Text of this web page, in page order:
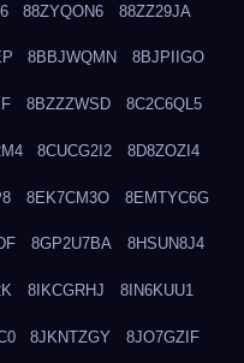
88ZYQON6 88ZZ29JA
8BBJWQMN 8BJPIIGO
8BZZZWSD 8C2C6QL5
8CUCG2I2 8D8ZOZI4
8EK7CM3O 8EMTYC6G
8GP2U7BA 8HSUN8J4
8IKCGRHJ 8IN6KUU1
8JKNTZGY 8JO7GZIF